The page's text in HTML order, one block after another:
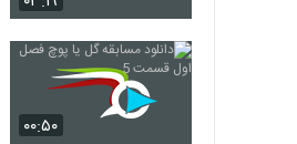
۰۰:۵۰